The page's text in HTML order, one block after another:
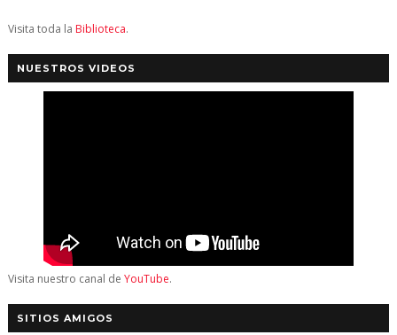
Visita toda la Biblioteca.
NUESTROS VIDEOS
Visita nuestro canal de YouTube.
SITIOS AMIGOS